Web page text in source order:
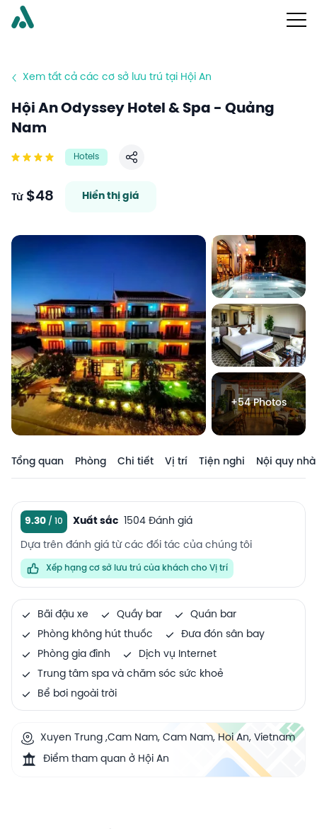
Xem tất cả các cơ sở lưu trú tại Hội An
Hội An Odyssey Hotel & Spa - Quảng
Nam
Hotels
Chia sẻ
Từ$48 Hiển thị giá
+54 Photos
Tổng quan Phòng Chi tiết Vị trí Tiện nghi Nội quy nhà
9.30 Xuất sắc 1504 Đánh giá
Dựa trên đánh giá từ các đối tác của chúng tôi
Xếp hạng cơ sở lưu trú của khách cho Vị trí
Bãi đậu xe Quầy bar
Quán bar
Phòng không hút thuốc
Đưa đón sân bay
Phòng gia đình
Dịch vụ Internet
Trung tâm spa và chăm sóc sức khoẻ
Bể bơi ngoài trời
Xuyen Trung ,Cam Nam, Cam Nam, Hoi An, Vietnam
Điểm tham quan ở Hội An